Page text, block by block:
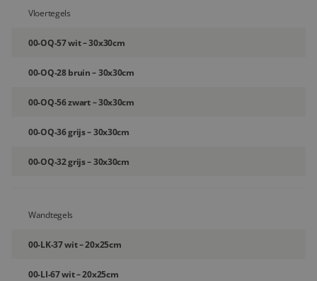
Vloertegels
00-OQ-57 wit – 30x30cm
00-OQ-28 bruin – 30x30cm
00-OQ-56 zwart – 30x30cm
00-OQ-36 grijs – 30x30cm
00-OQ-32 grijs – 30x30cm
Wandtegels
00-LK-37 wit – 20x25cm
00-LI-67 wit – 20x25cm